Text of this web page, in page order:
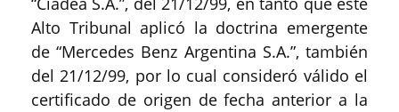
Alto Tribunal aplicó la doctrina emergente
de “Mercedes Benz Argentina S.A.”, también
del 21/12/99, por lo cual consideró válido el
certificado de origen de fecha anterior a la